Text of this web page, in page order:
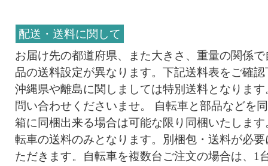
配送・送料に関して
お届け先の都道府県、また大きさ、重量の関係
品の送料設定が異なります。下記送料表をご確
沖縄県や離島に関しましては特別送料となりま
問い合わせくださいませ。 自転車と部品などを
箱に同梱出来る場合は可能な限り同梱いたしま
転車の送料のみとなります。別梱包・送料が必
ただきます。自転車を複数台ご注文の場合は、1